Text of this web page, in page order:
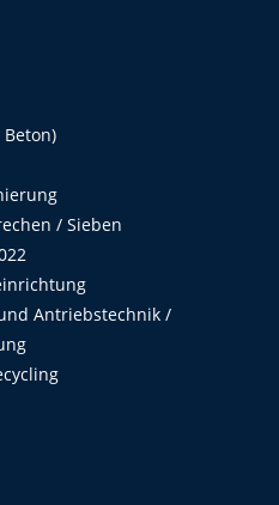
/ Sieben
Antriebstechnik /